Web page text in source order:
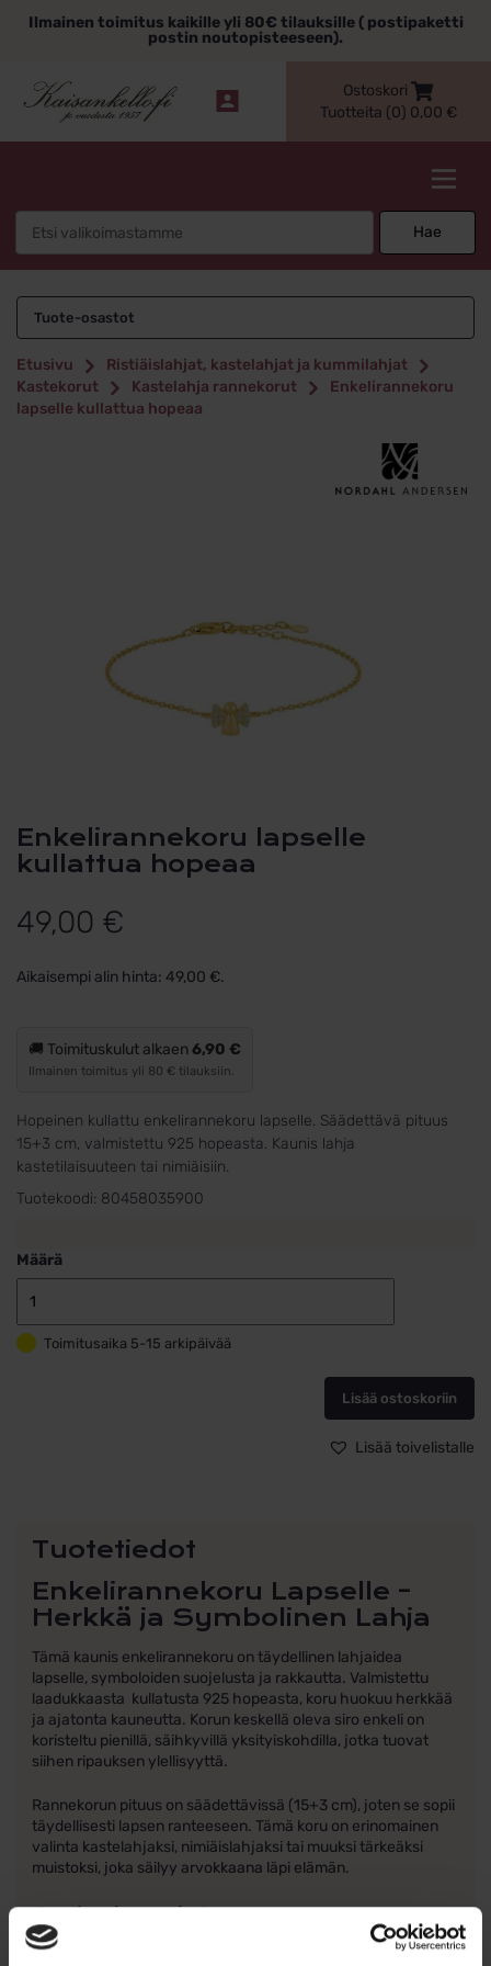
sisältöönIlmainen toimitus kaikille yli 80€ tilauksille ( postipaketti
postin noutopisteeseen).
Ostoskori
Tuotteita (0) 0,00 €
Hae
Tuote-osastot
Etusivu
Ristiäislahjat, kastelahjat ja kummilahjat
Kastekorut
Kastelahja rannekorut
Enkelirannekoru
lapselle kullattua hopeaa
Enkelirannekoru lapselle
kullattua hopeaa
49,00 €
Aikaisempi alin hinta: 49,00 €.
🚚 Toimituskulut alkaen6,90 €
Ilmainen toimitus yli 80 € tilauksiin.
Hopeinen kullattu enkelirannekoru lapselle. Säädettävä pituus
15+3 cm, valmistettu 925 hopeasta. Kaunis lahja
kastetilaisuuteen tai nimiäisiin.
Tuotekoodi: 80458035900
Määrä
hopeaa
määrä
Toimitusaika 5-15 arkipäivää
Lisää ostoskoriin
Lisää toivelistalle
Tuotetiedot
Enkelirannekoru Lapselle –
Herkkä ja Symbolinen Lahja
Tämä kaunis enkelirannekoru on täydellinen lahjaidea
lapselle, symboloiden suojelusta ja rakkautta. Valmistettu
laadukkaasta kullatusta 925 hopeasta, koru huokuu herkkää
ja ajatonta kauneutta. Korun keskellä oleva siro enkeli on
koristeltu pienillä, säihkyvillä yksityiskohdilla, jotka tuovat
siihen ripauksen ylellisyyttä.
Rannekorun pituus on säädettävissä (15+3 cm), joten se sopii
täydellisesti lapsen ranteeseen. Tämä koru on erinomainen
valinta kastelahjaksi, nimiäislahjaksi tai muuksi tärkeäksi
muistoksi, joka säilyy arvokkaana läpi elämän.
Ominaisuudet: